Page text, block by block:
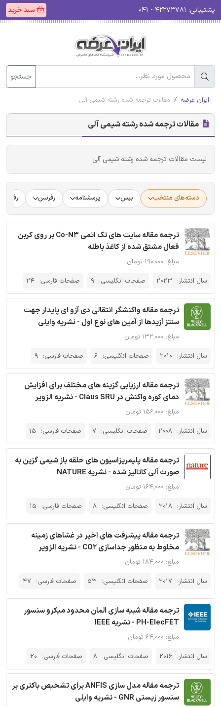
پشتیبانی: سبد خرید
جستجو
ایران عرضه مقالات ترجمه شده رشته شیمی آلی
مقالات ترجمه شده رشته شیمی آلی
لیست مقالات ترجمه شده رشته شیمی آلی
دسته‌های منتخب بیس پرسشنامه رفرنس
ترجمه مقاله سایت های تک اتمی Co-N3 بر روی کربن
فعال مشتق شده از کاغذ باطله
مبلغ: ۱۹۰,۰۰۰ تومان
سال انتشار: 2023 صفحات انگلیسی: 9 صفحات فارسی: 24
ترجمه مقاله واکنشگر انتقالی دی آزو ای پایدار جهت
سنتز آزیدها از آمین های نوع اول - نشریه وایلی
مبلغ: ۱۳۲,۰۰۰ تومان
سال انتشار: 2010 صفحات انگلیسی: 6 صفحات فارسی: 9
ترجمه مقاله ارزیابی گزینه های مختلف برای افزایش
دمای کوره واکنش در Claus SRU - نشریه الزویر
مبلغ: ۱۵۶,۰۰۰ تومان
سال انتشار: 2008 صفحات انگلیسی: 7 صفحات فارسی: 15
ترجمه مقاله پلیمریزاسیون های حلقه باز شیمی گزین به
صورت آلی کاتالیز شده - نشریه NATURE
مبلغ: ۱۶۴,۰۰۰ تومان
سال انتشار: 2018 صفحات انگلیسی: 8 صفحات فارسی: 15
ترجمه مقاله پیشرفت های اخیر در غشاهای زمینه
مخلوط به منظور جداسازی CO2 - نشریه الزویر
مبلغ: ۱۸۴,۰۰۰ تومان
سال انتشار: 2017 صفحات انگلیسی: 53 صفحات فارسی: 47
ترجمه مقاله شبیه سازی المان محدود میکرو سنسور
PH-ElecFET - نشریه IEEE
مبلغ: ۶۴,۰۰۰ تومان
سال انتشار: 2016 صفحات انگلیسی: 8 صفحات فارسی: 20
ترجمه مقاله مدل سازی ANFIS برای تشخیص باکتری بر
سنسور زیستی GNR - نشریه وایلی